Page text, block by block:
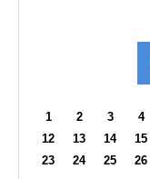
1 2 3 4
12
13 14 15
23
24 25 26